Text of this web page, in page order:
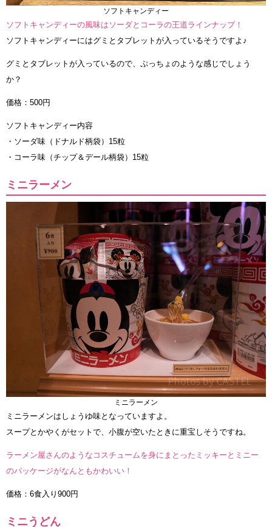
ソフトキャンディー
ソフトキャンディーの風味はソーダとコーラの王道ラインナップ！
ソフトキャンディーにはグミとタブレットが入っているそうですよ♪
グミとタブレットが入っているので、ぷっちょのような感じでしょう
か？
価格：500円
ソフトキャンディー内容
・ソーダ味（ドナルド柄袋）15粒
・コーラ味（チップ＆デール柄袋）15粒
ミニラーメン
ミニラーメン
ミニラーメンはしょうゆ味となっていますよ。
スープとかやくがセットで、小腹が空いたときに重宝しそうですね。
ラーメン屋さんのようなコスチュームを身にまとったミッキーとミニー
のパッケージがなんともかわいい！
価格：6食入り900円
ミニうどん